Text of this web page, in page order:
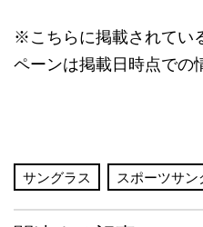
※こちらに掲載されてい
ペーンは掲載日時点での
サングラス スポーツサン